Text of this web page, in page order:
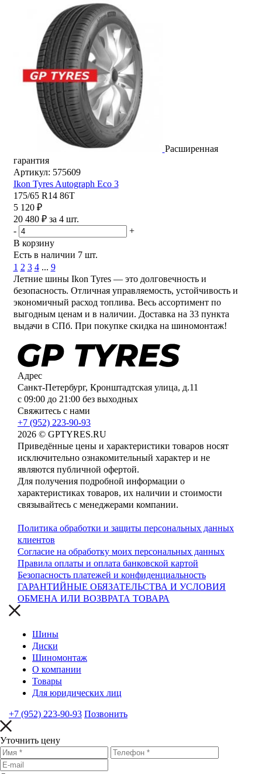
Расширенная
гарантия
Артикул: 575609
Ikon Tyres Autograph Eco 3
175/65 R14 86T
5 120 ₽
20 480 ₽ за 4 шт.
-
+
В корзину
Есть в наличии 7 шт.
1 2 3 4 ... 9
Летние шины Ikon Tyres — это долговечность и
безопасность. Отличная управляемость, устойчивость и
экономичный расход топлива. Весь ассортимент по
выгодным ценам и в наличии. Доставка на 33 пункта
выдачи в СПб. При покупке скидка на шиномонтаж!
Адрес
Санкт-Петербург, Кронштадтская улица, д.11
с 09:00 до 21:00 без выходных
Свяжитесь с нами
+7 (952) 223-90-93
2026 © GPTYRES.RU
Приведённые цены и характеристики товаров носят
исключительно ознакомительный характер и не
являются публичной офертой.
Для получения подробной информации о
характеристиках товаров, их наличии и стоимости
связывайтесь с менеджерами компании.
Политика обработки и защиты персональных данных
клиентов
Согласие на обработку моих персональных данных
Правила оплаты и оплата банковской картой
Безопасность платежей и конфиденциальность
ГАРАНТИЙНЫЕ ОБЯЗАТЕЛЬСТВА И УСЛОВИЯ
ОБМЕНА ИЛИ ВОЗВРАТА ТОВАРА
Шины
Диски
Шиномонтаж
О компании
Товары
Для юридических лиц
+7 (952) 223-90-93 Позвонить
Уточнить цену